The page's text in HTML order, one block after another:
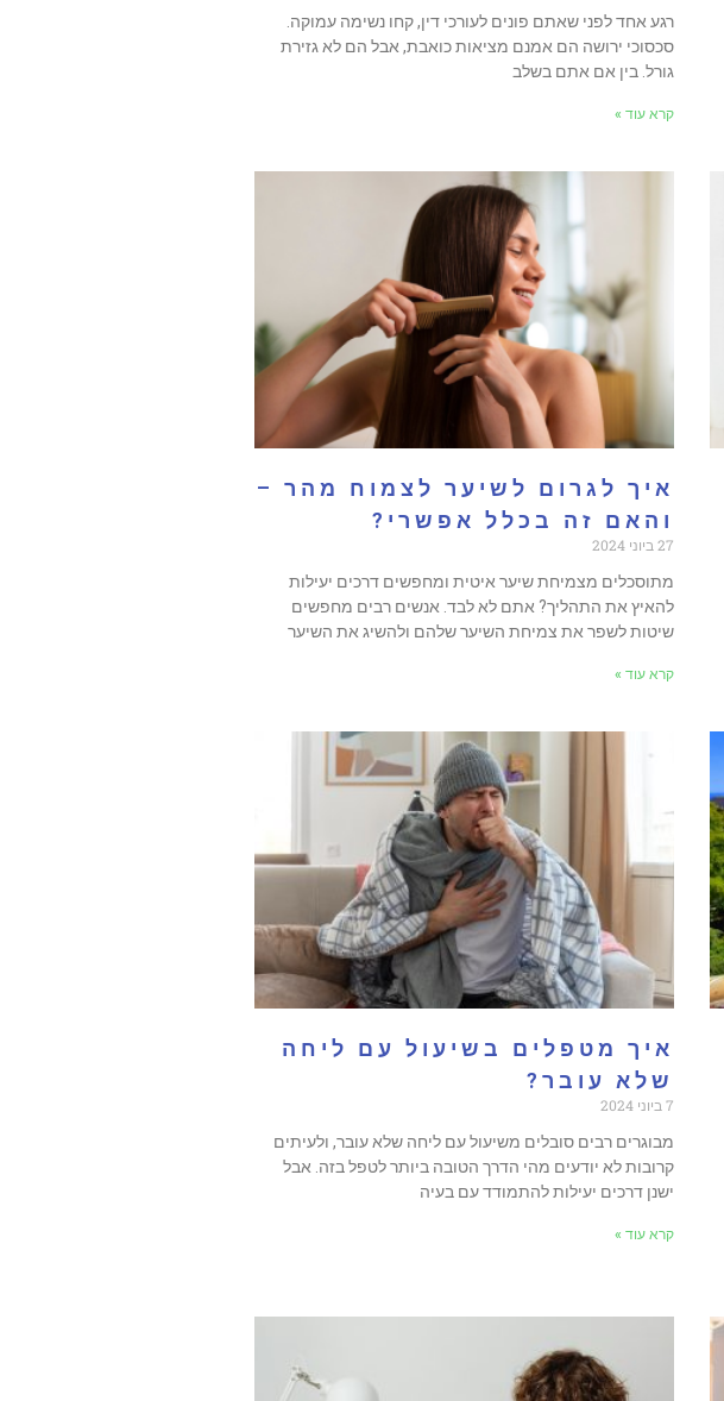
רגע אחד לפני שאתם פונים לעורכי דין, קחו נשימה עמוקה.
סכסוכי ירושה הם אמנם מציאות כואבת, אבל הם לא גזירת
גורל. בין אם אתם בשלב
קרא עוד »
איך לגרום לשיער לצמוח מהר –
והאם זה בכלל אפשרי?
27 ביוני 2024
מתוסכלים מצמיחת שיער איטית ומחפשים דרכים יעילות
להאיץ את התהליך? אתם לא לבד. אנשים רבים מחפשים
שיטות לשפר את צמיחת השיער שלהם ולהשיג את השיער
קרא עוד »
איך מטפלים בשיעול עם ליחה
שלא עובר?
7 ביוני 2024
מבוגרים רבים סובלים משיעול עם ליחה שלא עובר, ולעיתים
קרובות לא יודעים מהי הדרך הטובה ביותר לטפל בזה. אבל
ישנן דרכים יעילות להתמודד עם בעיה
קרא עוד »